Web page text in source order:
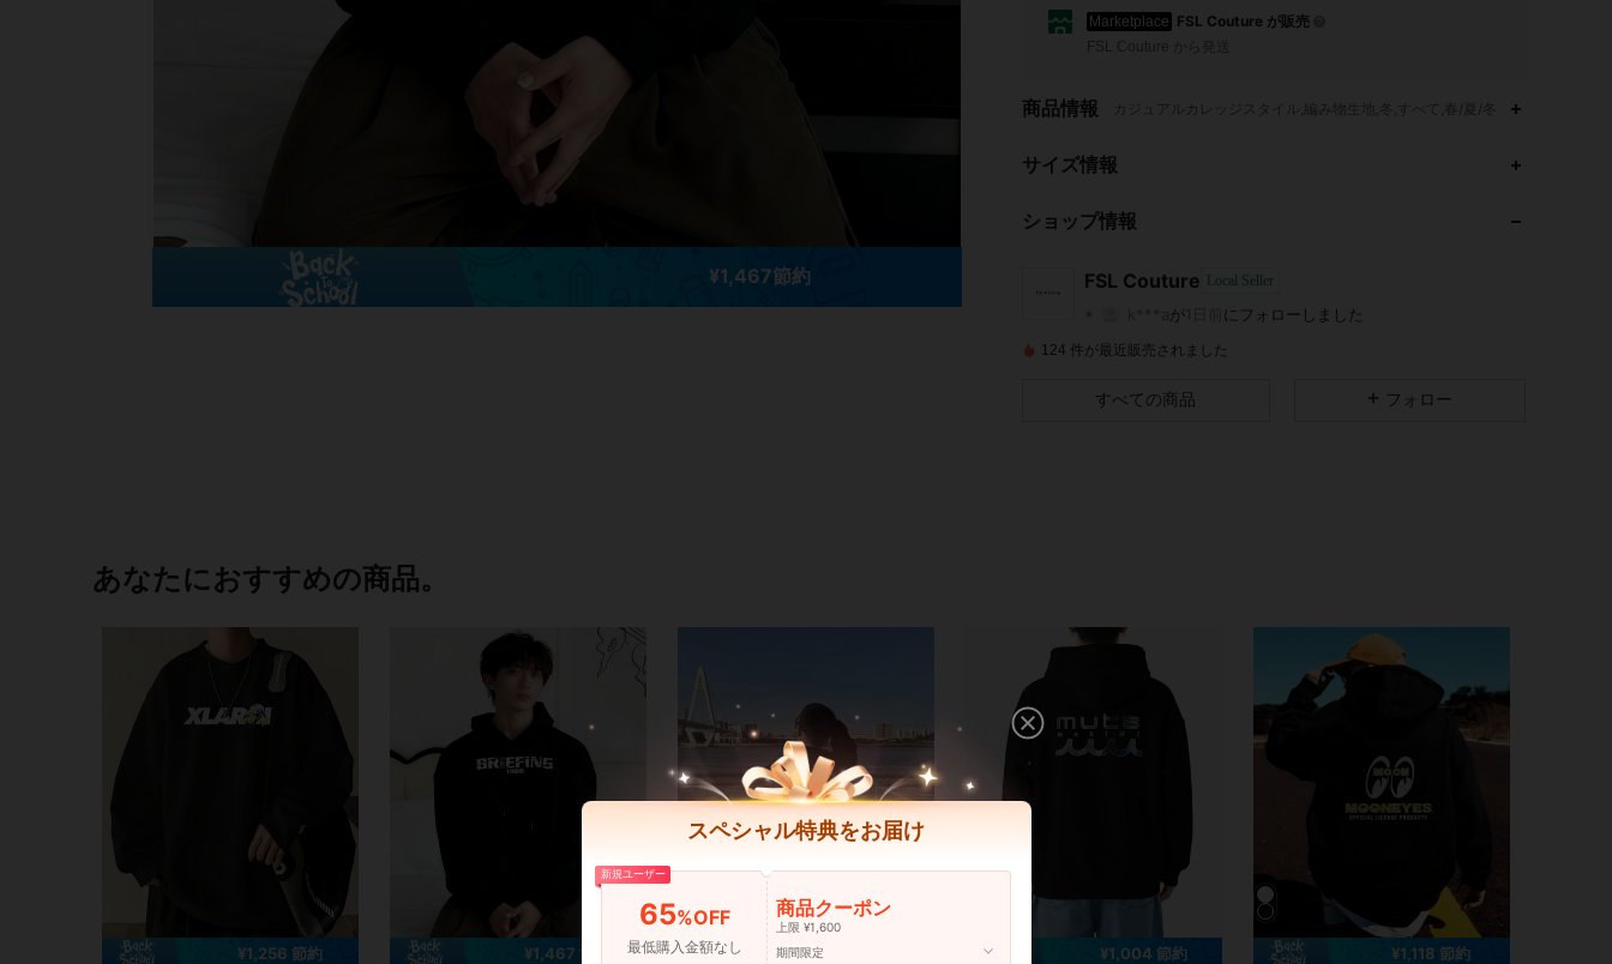
¥1,467節約
Marketplace FSL Couture が販売
FSL Couture から発送
商品情報 カジュアルカレッジスタイル,編み物生地,冬,すべて,春/夏/冬
サイズ情報
ショップ情報
FSL Couture Local Seller
4.64
4.64
4.64 93 38
が にフォローしました
93 38 フォロワー
4.64
124 件が最近販売されました
すべての商品 フォロー
あなたにおすすめの商品。
¥1,256 節約 ¥1,467 節約 ¥891 節約 ¥1,004 節約 ¥1,118 節約
スペシャル特典をお届け
新規ユーザー
65%OFF
最低購入金額なし
商品クーポン
上限 ¥1,600
期間限定